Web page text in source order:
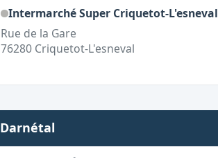
Intermarché Super Criquetot-L'esneval
Rue de la Gare
76280 Criquetot-L'esneval
Darnétal